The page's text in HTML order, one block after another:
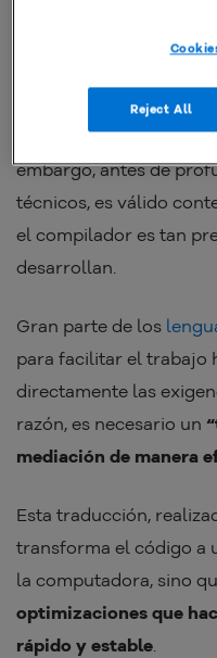
En la práctica, este
funcione
embargo, antes de
técnicos, es válido
el compilador es tan
desarrollan.
Gran parte de los
para facilitar el trabajo
directamente las
razón, es necesario un
mediación de manera
Esta traducción,
transforma el código a
la computadora, sino
optimizaciones que
rápido y estable.
Reject All